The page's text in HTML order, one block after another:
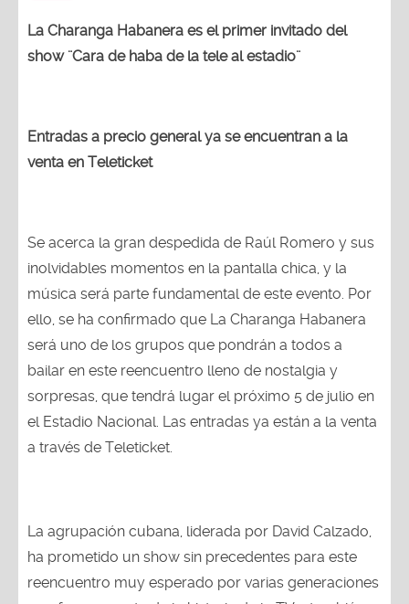
La Charanga Habanera es el primer invitado del
show ¨Cara de haba de la tele al estadio¨
Entradas a precio general ya se encuentran a la
venta en Teleticket
Se acerca la gran despedida de Raúl Romero y sus
inolvidables momentos en la pantalla chica, y la
música será parte fundamental de este evento. Por
ello, se ha confirmado que La Charanga Habanera
será uno de los grupos que pondrán a todos a
bailar en este reencuentro lleno de nostalgia y
sorpresas, que tendrá lugar el próximo 5 de julio en
el Estadio Nacional. Las entradas ya están a la venta
a través de Teleticket.
La agrupación cubana, liderada por David Calzado,
ha prometido un show sin precedentes para este
reencuentro muy esperado por varias generaciones